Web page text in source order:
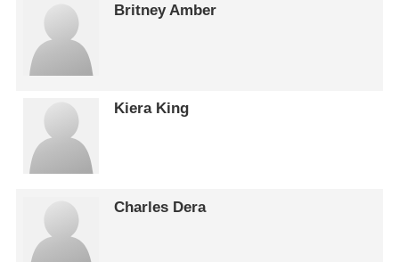
Britney Amber
Kiera King
Charles Dera